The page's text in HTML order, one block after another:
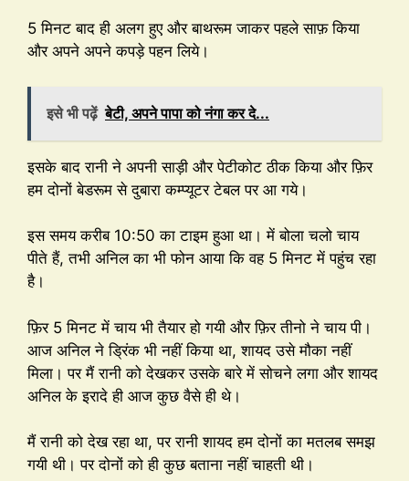
5 मिनट बाद ही अलग हुए और बाथरूम जाकर पहले साफ़ किया
और अपने अपने कपड़े पहन लिये।
इसे भी पढ़ें बेटी, अपने पापा को नंगा कर दे...
इसके बाद रानी ने अपनी साड़ी और पेटीकोट ठीक किया और फ़िर
हम दोनों बेडरूम से दुबारा कम्प्यूटर टेबल पर आ गये।
इस समय करीब 10:50 का टाइम हुआ था। में बोला चलो चाय
पीते हैं, तभी अनिल का भी फोन आया कि वह 5 मिनट में पहुंच रहा
है।
फ़िर 5 मिनट में चाय भी तैयार हो गयी और फ़िर तीनो ने चाय पी।
आज अनिल ने ड्रिंक भी नहीं किया था, शायद उसे मौका नहीं
मिला। पर मैं रानी को देखकर उसके बारे में सोचने लगा और शायद
अनिल के इरादे ही आज कुछ वैसे ही थे।
मैं रानी को देख रहा था, पर रानी शायद हम दोनों का मतलब समझ
गयी थी। पर दोनों को ही कुछ बताना नहीं चाहती थी।